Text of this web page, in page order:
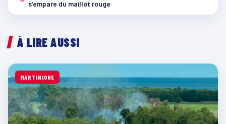
s’empare du maillot rouge
À LIRE AUSSI
MARTINIQUE